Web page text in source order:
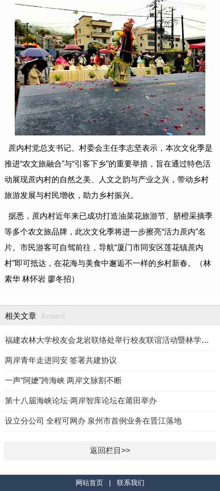
蔗内村党总支书记、村委会主任李志坚表示，本次文化季是
推进“农文旅融合”与“引客下乡”的重要举措，旨在通过特色活
动展现蔗内村的自然之美、人文之韵与产业之兴，带动乡村
旅游发展与村民增收，助力乡村振兴。
据悉，蔗内村近年来已成功打造油菜花旅游节、脐橙采摘季
等多个农文旅品牌，此次文化季将进一步擦亮“活力蔗内”名
片。市民游客可自驾前往，导航“厦门市同安区莲花镇蔗内
村”即可抵达，在花海与美食中邂逅不一样的乡村新春。（林
素华 林怀岩 廖冬招）
相关文章 Related
福建农林大学校友会龙岩联络处举行校友联谊活动暨林学、生物医药
两岸青年走进同安 签署共建协议
一声“阿嬷”跨海峡 两岸文脉割不断
第十八届海峡论坛·两岸智库论坛在莆田举办
设立分公司 全程可网办 泉州市首例业务在晋江落地
返回栏目>>
网站首页 | 联系我们